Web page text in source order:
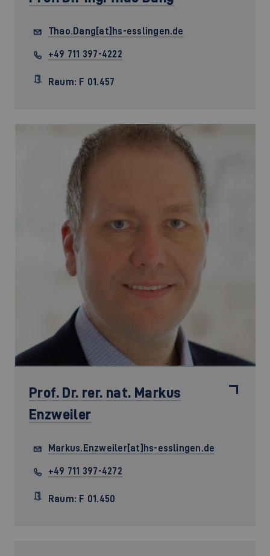
Thao.Dang[at]hs-esslingen.de
+49 711 397-4222
Raum: F 01.457
Prof. Dr. rer. nat. Markus
Enzweiler
Markus.Enzweiler[at]hs-esslingen.de
+49 711 397-4272
Raum: F 01.450